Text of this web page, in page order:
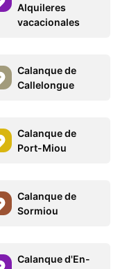
Alquileres
vacacionales
Calanque de
Callelongue
Calanque de
Port-Miou
Calanque de
Sormiou
Calanque d'En-